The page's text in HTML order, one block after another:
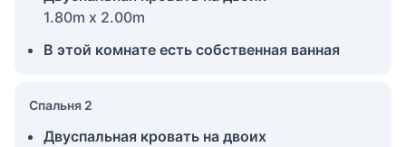
1.80m x 2.00m
В этой комнате есть собственная ванная
Спальня 2
Двуспальная кровать на двоих